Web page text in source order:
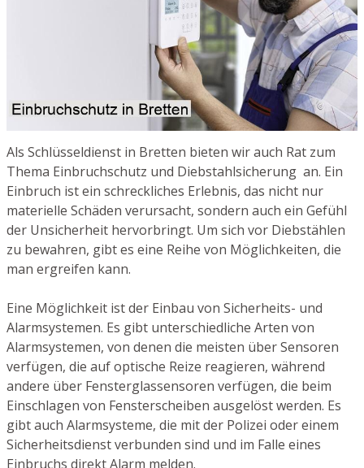
Als Schlüsseldienst in Bretten bieten wir auch Rat zum
Thema Einbruchschutz und Diebstahlsicherung an. Ein
Einbruch ist ein schreckliches Erlebnis, das nicht nur
materielle Schäden verursacht, sondern auch ein Gefühl
der Unsicherheit hervorbringt. Um sich vor Diebstählen
zu bewahren, gibt es eine Reihe von Möglichkeiten, die
man ergreifen kann.
Eine Möglichkeit ist der Einbau von Sicherheits- und
Alarmsystemen. Es gibt unterschiedliche Arten von
Alarmsystemen, von denen die meisten über Sensoren
verfügen, die auf optische Reize reagieren, während
andere über Fensterglassensoren verfügen, die beim
Einschlagen von Fensterscheiben ausgelöst werden. Es
gibt auch Alarmsysteme, die mit der Polizei oder einem
Sicherheitsdienst verbunden sind und im Falle eines
Einbruchs direkt Alarm melden.